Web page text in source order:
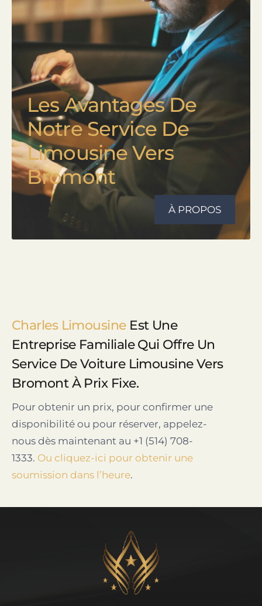
Commencer votre nouveau voyage
Les Avantages De
Notre Service De
Limousine Vers
Bromont
À PROPOS
Charles LimousineEst Une
Entreprise Familiale Qui Offre Un
Service De Voiture Limousine Vers
Bromont À Prix Fixe.
Pour obtenir un prix, pour confirmer une
disponibilité ou pour réserver, appelez-
nous dès maintenant au +1 (514) 708-
1333. Ou cliquez-ici pour obtenir une
soumission dans l’heure.